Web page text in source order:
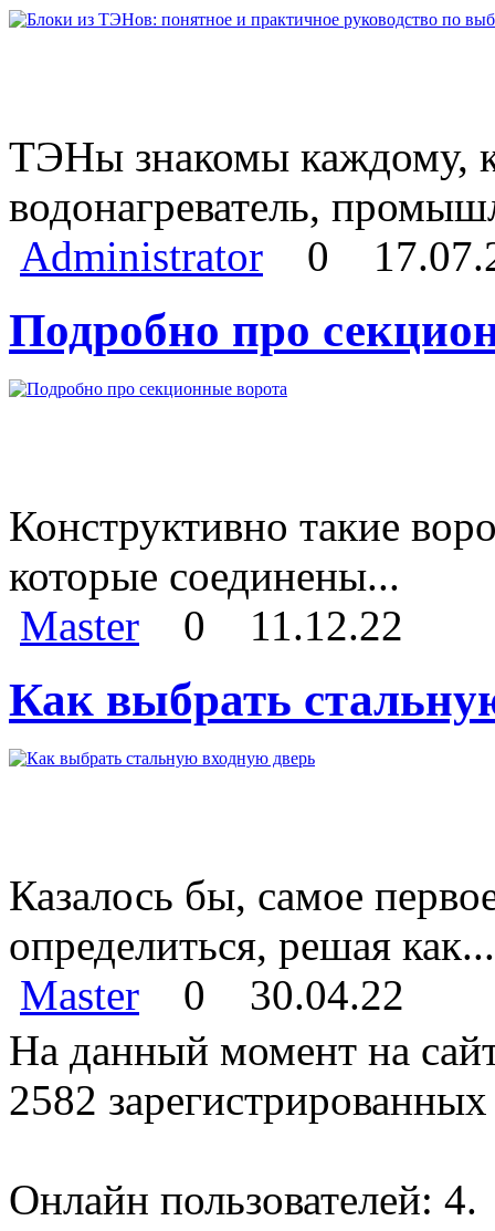
ТЭНы знакомы каждому,
водонагреватель,
Administrator
0
Подробно про
Конструктивно такие
которые соединены...
Master
0 11.12.22
Как выбрать
Казалось бы, самое
определиться, решая как...
Master
0
30.04.22
На данный момент на
2582 зарегистрированных
Онлайн пользователей: 4.